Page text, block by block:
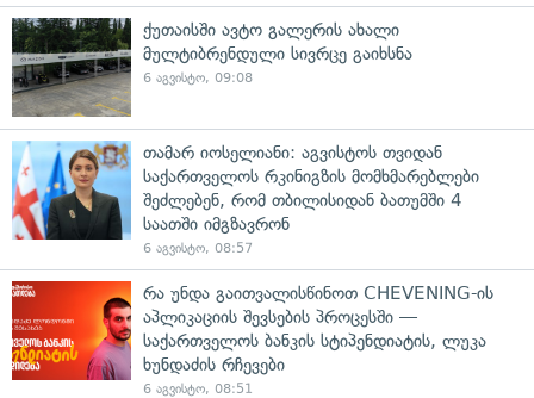
ქუთაისში ავტო გალერის ახალი
მულტიბრენდული სივრცე გაიხსნა
6 აგვისტო, 09:08
თამარ იოსელიანი: აგვისტოს თვიდან
საქართველოს რკინიგზის მომხმარებლები
შეძლებენ, რომ თბილისიდან ბათუმში 4
საათში იმგზავრონ
6 აგვისტო, 08:57
რა უნდა გაითვალისწინოთ CHEVENING-ის
აპლიკაციის შევსების პროცესში —
საქართველოს ბანკის სტიპენდიატის, ლუკა
ხუნდაძის რჩევები
6 აგვისტო, 08:51